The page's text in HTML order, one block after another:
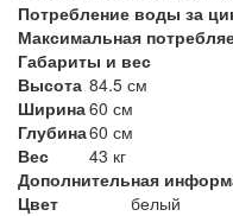
Потребление воды за
Максимальная
Габариты и вес
Высота 84.5 см
Ширина60 см
Глубина60 см
Вес
43 кг
Дополнительная
Цвет
белый